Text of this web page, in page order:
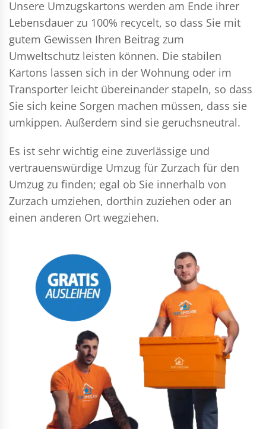
Unsere Umzugskartons werden am Ende ihrer
Lebensdauer zu 100% recycelt, so dass Sie mit
gutem Gewissen Ihren Beitrag zum
Umweltschutz leisten können. Die stabilen
Kartons lassen sich in der Wohnung oder im
Transporter leicht übereinander stapeln, so dass
Sie sich keine Sorgen machen müssen, dass sie
umkippen. Außerdem sind sie geruchsneutral.
Es ist sehr wichtig eine zuverlässige und
vertrauenswürdige Umzug für Zurzach für den
Umzug zu finden; egal ob Sie innerhalb von
Zurzach umziehen, dorthin zuziehen oder an
einen anderen Ort wegziehen.